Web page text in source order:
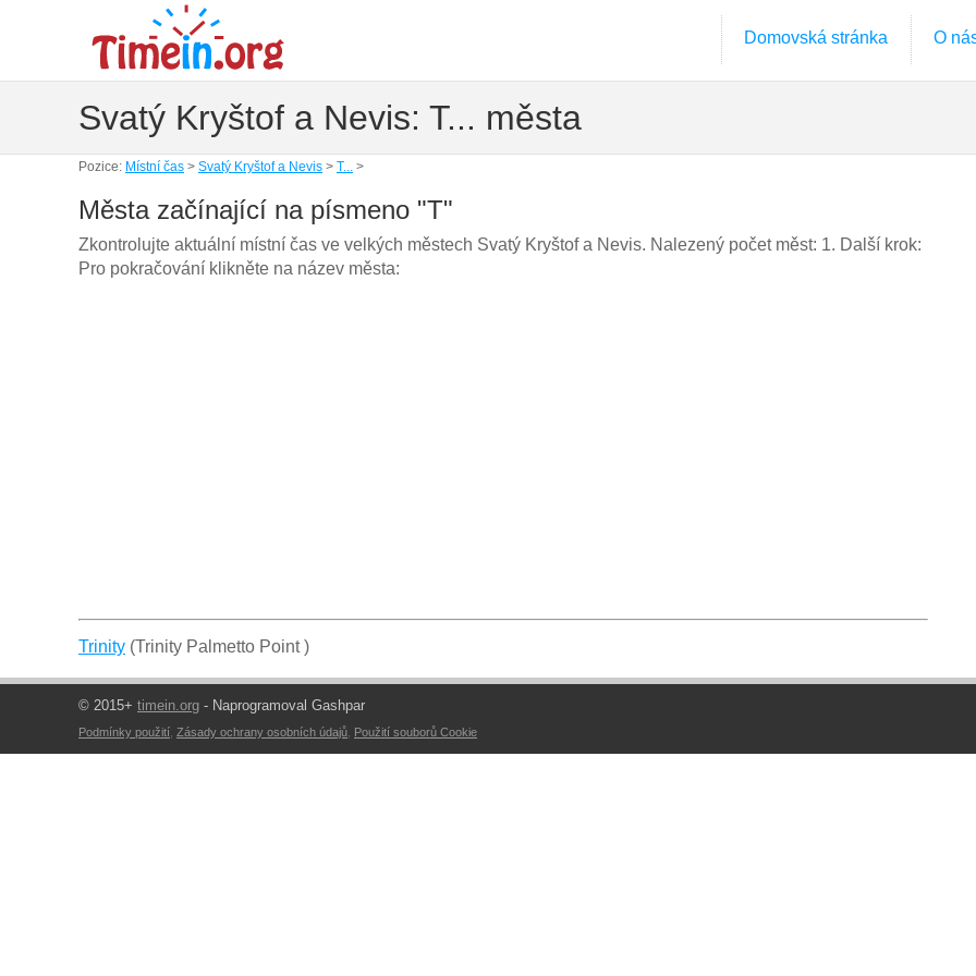
Domovská stránka O
Svatý Kryštof a Nevis: T... města
Pozice: Místní čas > Svatý Kryštof a Nevis > T... >
Města začínající na písmeno "T"
Zkontrolujte aktuální místní čas ve velkých městech Svatý Kryštof a Nevis. Nalezený počet měst: 1. Další krok:
Pro pokračování klikněte na název města:
Trinity (Trinity Palmetto Point )
© 2015+ timein.org - Naprogramoval Gashpar
Podmínky použití, Zásady ochrany osobních údajů, Použití souborů Cookie